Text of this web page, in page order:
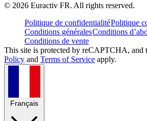
© 2026 Euractiv FR. All rights reserved.
Politique de confidentialitéPolitique
Conditions généralesConditions
Conditions de vente
This site is protected by reCAPTCHA, and
Policy and Terms of Service apply.
Français